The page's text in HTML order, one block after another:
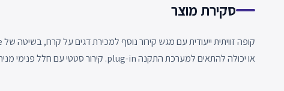
סקירת מוצר
או יכולה להתאים למערכת התקנה plug-in. קירור סטטי עם חלל פנימי מנירוסטה.